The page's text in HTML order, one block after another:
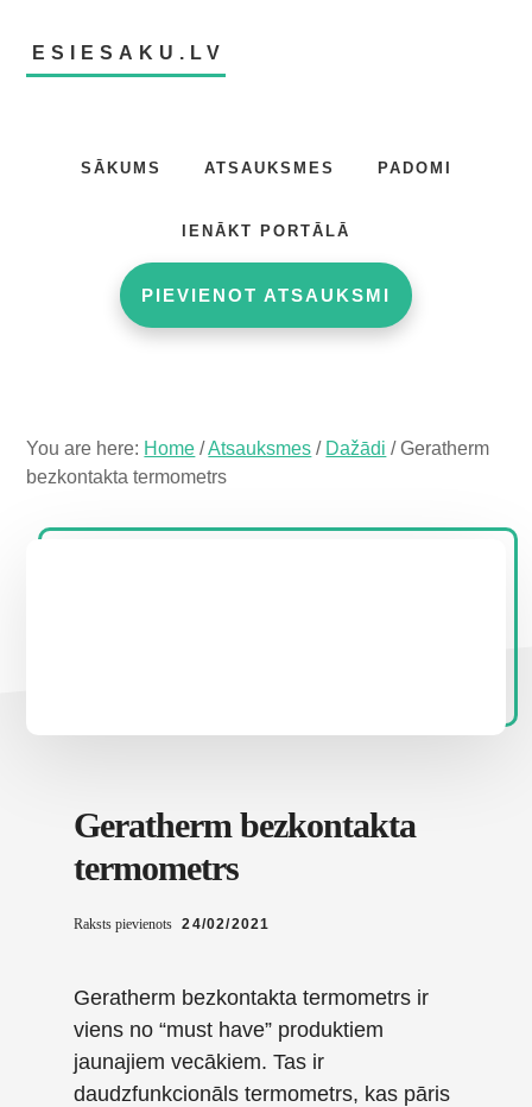
main
primary
footerESIESAKU.LV
SĀKUMS ATSAUKSMES PADOMI
IENĀKT PORTĀLĀ
PIEVIENOT ATSAUKSMI
You are here: Home /Atsauksmes / Dažādi /Geratherm
bezkontakta termometrs
Geratherm bezkontakta
termometrs
Raksts pievienots 24/02/2021
Geratherm bezkontakta termometrs ir
viens no “must have” produktiem
jaunajiem vecākiem. Tas ir
daudzfunkcionāls termometrs, kas pāris